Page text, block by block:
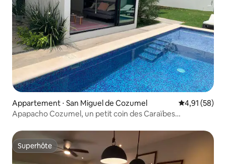
Appartement ⋅ San Miguel de Cozumel Évaluation
4,91 (58)
Apapacho Cozumel, un petit coin des Caraïbes
Superhôte
Superhôte